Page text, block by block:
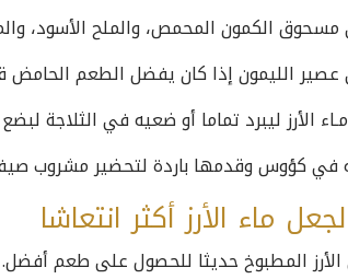
الكمون المحمص، والملح الأسود،
الليمون إذا كان يفضل الطعم الحامض
الأرز ليبرد تماما أو ضعيه في الثلاجة
في كؤوس وقدمها باردة لتحضير مشروب
ماء الأرز أكثر انتعاشا
المطبوخ حديثا للحصول على طعم أفضل.